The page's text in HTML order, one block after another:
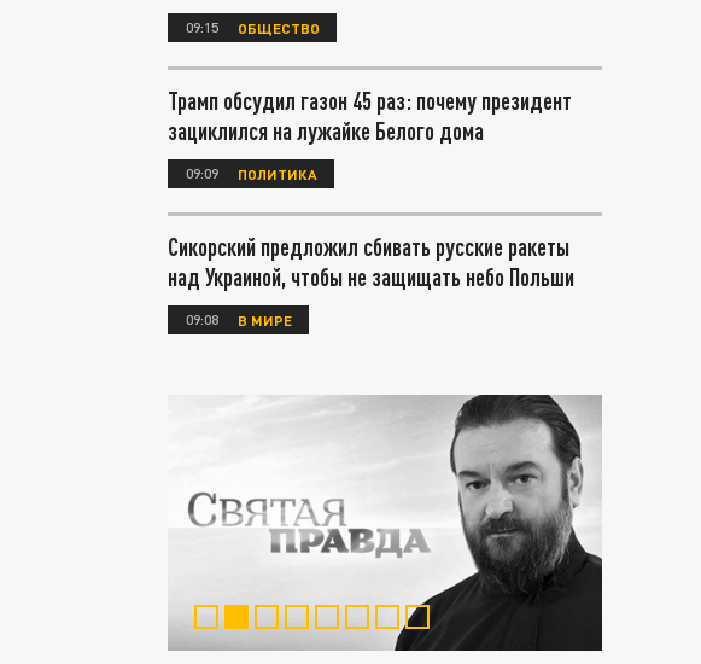
09:15 ОБЩЕСТВО
Трамп обсудил газон 45 раз: почему президент
зациклился на лужайке Белого дома
09:09 ПОЛИТИКА
Сикорский предложил сбивать русские ракеты
над Украиной, чтобы не защищать небо Польши
09:08 В МИРЕ